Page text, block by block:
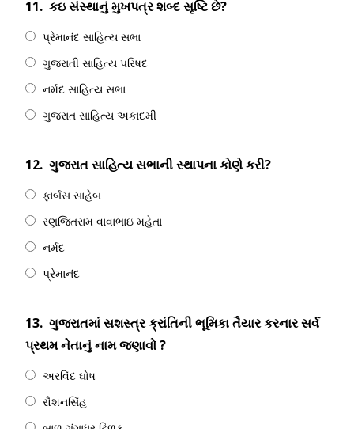
11. કઇ સંસ્થાનું મુખપત્ર શબ્દ સૃષ્ટિ છે?
પ્રેમાનંદ સાહિત્ય સભા
ગુજરાતી સાહિત્ય પરિષદ
નર્મદ સાહિત્ય સભા
ગુજરાત સાહિત્ય અકાદમી
12. ગુજરાત સાહિત્ય સભાની સ્થાપના કોણે કરી?
ફાર્બસ સાહેબ
રણજિતરામ વાવાભાઇ મહેતા
નર્મદ
પ્રેમાનંદ
13. ગુજરાતમાં સશસ્ત્ર ક્રાંતિની ભૂમિકા તૈયાર કરનાર સર્વ
પ્રથમ નેતાનું નામ જણાવો ?
અરવિંદ ઘોષ
રૌશનસિંહ